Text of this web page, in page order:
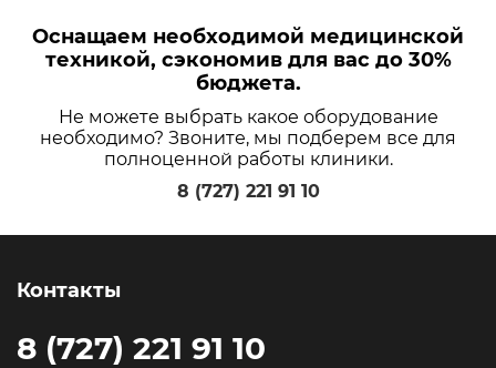
Оснащаем необходимой медицинской
техникой, сэкономив для вас до 30%
бюджета.
Не можете выбрать какое оборудование
необходимо? Звоните, мы подберем все для
полноценной работы клиники.
8 (727) 221 91 10
Контакты
8 (727) 221 91 10